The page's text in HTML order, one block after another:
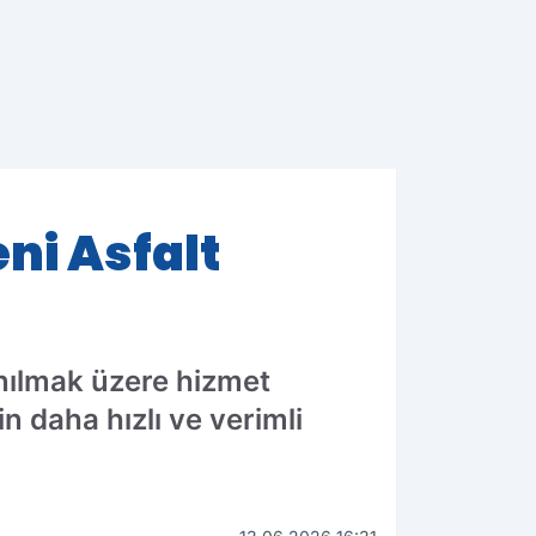
Asfalt
üzere hizmet
daha hızlı ve verimli